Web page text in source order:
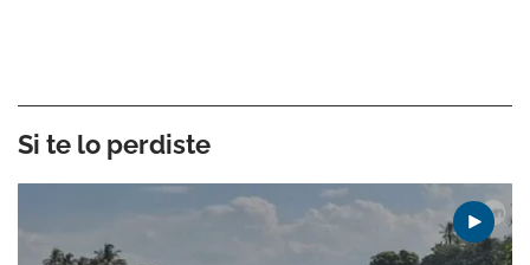
Si te lo perdiste